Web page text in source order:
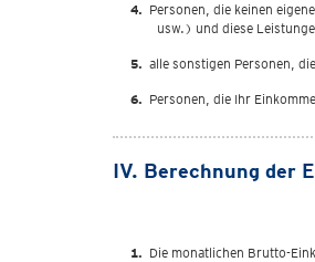
Personen, die keinen
usw.) und diese
alle sonstigen Personen,
Personen, die Ihr
IV. Berechnung der
Die monatlichen Brutto-